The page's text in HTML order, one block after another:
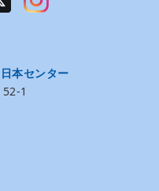
本センター
1